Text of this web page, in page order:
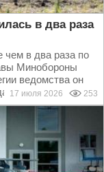
в два раза
чем в два раза по
Минобороны
ведомства он
17 июля 2026 253